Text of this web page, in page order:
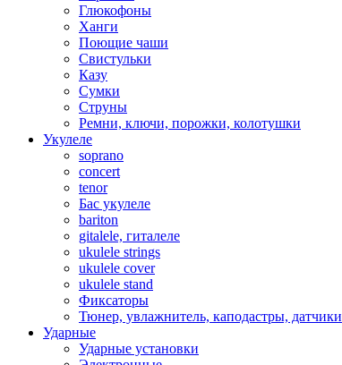
Глюкофоны
Ханги
Поющие чаши
Свистульки
Казу
Сумки
Струны
Ремни, ключи, порожки, колотушки
Укулеле
soprano
concert
tenor
Бас укулеле
bariton
gitalele, гиталеле
ukulele strings
ukulele cover
ukulele stand
Фиксаторы
Тюнер, увлажнитель, каподастры, датчики
Ударные
Ударные установки